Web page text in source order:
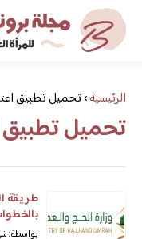
مجلةالرئيسية›تحميل تطبيق
تحميل تطبيق
طريقة
بواسطة: